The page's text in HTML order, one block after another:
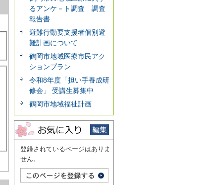
るアンケ－ト調査 調査
報告書
避難行動要支援者個別避
難計画について
鶴岡市地域医療市民アク
ションプラン
令和8年度「担い手養成研
修会」 受講生募集中
鶴岡市地域福祉計画
登録されているページはありま
せん。